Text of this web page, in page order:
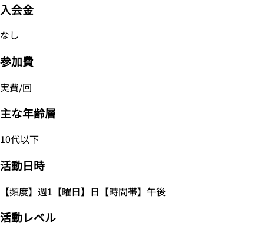
入会金
なし
参加費
実費/回
主な年齢層
10代以下
活動日時
【頻度】週1【曜日】日【時間帯】午後
活動レベル